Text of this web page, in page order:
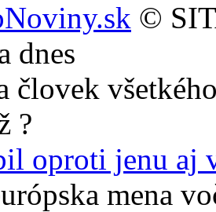
©
dnes
človek
?
oproti jenu aj
mena